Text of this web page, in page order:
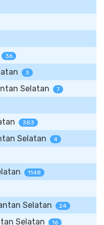
36
3
Selatan 7
383
Selatan 4
1148
Selatan 24
Selatan 16